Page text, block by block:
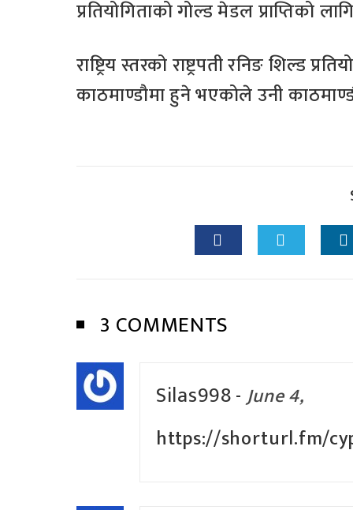
प्रतियोगिताको गोल्ड मेडल प्राप्तिको
राष्ट्रिय स्तरको राष्ट्रपती रनिङ शिल्ड
काठमाण्डौमा हुने भएकोले उनी
3 COMMENTS
Silas998-June 4,
https://shorturl.fm/